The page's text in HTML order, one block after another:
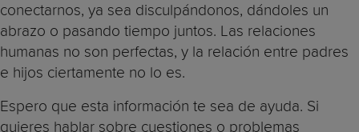
conectarnos, ya sea disculpándonos, dándoles un
abrazo o pasando tiempo juntos. Las relaciones
humanas no son perfectas, y la relación entre padres
e hijos ciertamente no lo es.
Espero que esta información te sea de ayuda. Si
quieres hablar sobre cuestiones o problemas